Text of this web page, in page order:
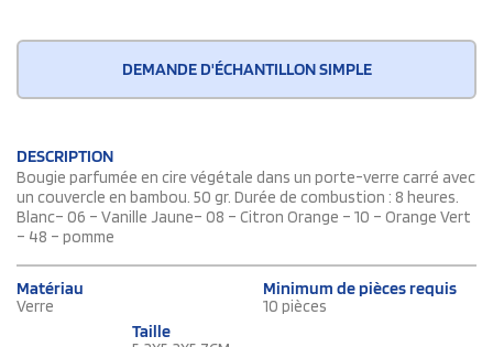
DEMANDE D'ÉCHANTILLON SIMPLE
DESCRIPTION
Bougie parfumée en cire végétale dans un porte-verre carré avec
un couvercle en bambou. 50 gr. Durée de combustion : 8 heures.
Blanc– 06 – Vanille Jaune– 08 – Citron Orange – 10 – Orange Vert
– 48 – pomme
Matériau
Verre
Minimum de pièces requis
10 pièces
Taille